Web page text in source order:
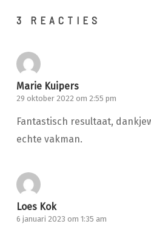
3 REACTIES
Marie Kuipers
29 oktober 2022 om 2:55 pm
Fantastisch resultaat,
echte vakman.
Loes Kok
6 januari 2023 om 1:35 am